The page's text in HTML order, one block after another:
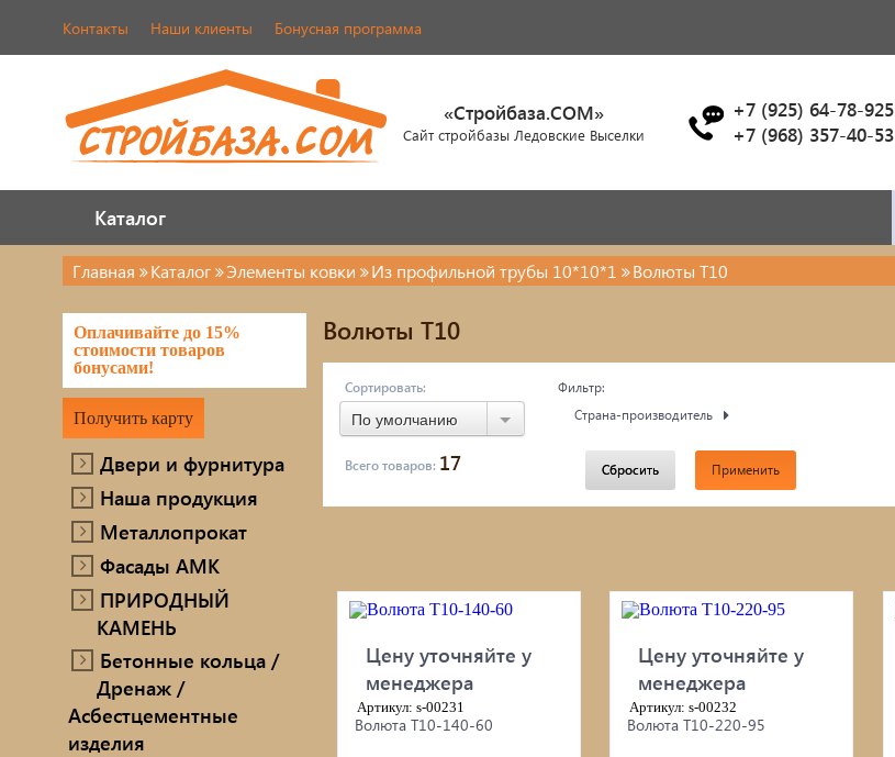
Контакты Наши клиенты Бонусная программа
«Стройбаза.COM»
Сайт стройбазы Ледовские Выселки
+7 (925) 64-78-925
+7 (968) 357-40-53
Каталог
Каталог
Наша продукция
Металлопрокат
Фасады AMK
ПРИРОДНЫЙ КАМЕНЬ
Бетонные кольца / Дренаж /
Асбестцементные изделия
Блоки / Кирпич / Гипсокартон...
Элементы ковки
Лакокрасочные материалы
Электро-бензо инструменты
Метизы
ПрофКрепеж
Пропитки для дерева
Мангалы
Наружная
фасадные
Главная Каталог Элементы ковки Из профильной трубы 10*10*1 Волюты Т10
Оплачивайте до 15%
стоимости товаров
бонусами!
Получить карту
Двери и фурнитура
Наша продукция
Металлопрокат
Фасады AMK
ПРИРОДНЫЙ
КАМЕНЬ
Бетонные кольца /
Дренаж /
Асбестцементные
изделия
Волюты Т10
Сортировать:
По умолчанию
Всего товаров: 17
Фильтр:
Страна-производитель
Сбросить Применить
Цену уточняйте у
менеджера
Артикул: s-00231
Волюта Т10-140-60
Цену уточняйте у
менеджера
Артикул: s-00232
Волюта Т10-220-95